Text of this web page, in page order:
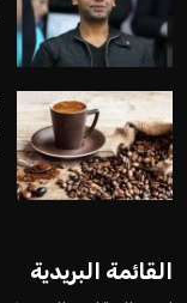
القائمة البريدية